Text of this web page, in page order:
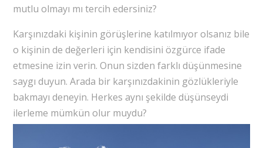
mutlu olmayı mı tercih edersiniz?
Karşınızdaki kişinin görüşlerine katılmıyor olsanız bile
o kişinin de değerleri için kendisini özgürce ifade
etmesine izin verin. Onun sizden farklı düşünmesine
saygı duyun. Arada bir karşınızdakinin gözlükleriyle
bakmayı deneyin. Herkes aynı şekilde düşünseydi
ilerleme mümkün olur muydu?